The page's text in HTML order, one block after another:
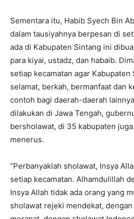
Sementara itu, Habib Syech Bin
dalam tausiyahnya berpesan di
ada di Kabupaten Sintang ini
para kiyai, ustadz, dan habaib.
setiap kecamatan agar Kabupaten
selamat, berkah, bermanfaat dan
contoh bagi daerah-daerah
dilakukan di Jawa Tengah,
bersholawat, di 35 kabupaten
menerus.
“Perbanyaklah sholawat, Insya
setiap kecamatan. Alhamdulillah
Insya Allah tidak ada orang yang
sholawat rejeki mendekat,